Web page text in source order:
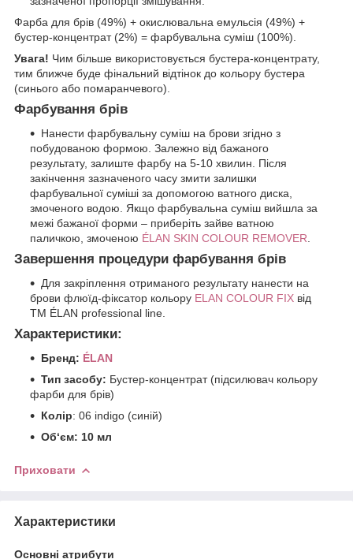
Фарба для брів (49%) + окислювальна емульсія (49%) +
бустер-концентрат (2%) = фарбувальна суміш (100%).
Увага! Чим більше використовується бустера-концентрату,
тим ближче буде фінальний відтінок до кольору бустера
(синього або помаранчевого).
Фарбування брів
Нанести фарбувальну суміш на брови згідно з
побудованою формою. Залежно від бажаного
результату, залиште фарбу на 5-10 хвилин. Після
закінчення зазначеного часу змити залишки
фарбувальної суміші за допомогою ватного диска,
змоченого водою. Якщо фарбувальна суміш вийшла за
межі бажаної форми – приберіть зайве ватною
паличкою, змоченою ÉLAN SKIN COLOUR REMOVER
Завершення процедури фарбування брів
Для закріплення отриманого результату нанести на
брови флюїд-фіксатор кольору ELAN COLOUR FIX від
ТМ ÉLAN professional line.
Характеристики:
Бренд: ÉLAN
Тип засобу: Бустер-концентрат (підсилювач кольору
фарби для брів)
Колір: 06 indigo (синій)
Об‘єм: 10 мл
Приховати
Характеристики
Основні атрибути